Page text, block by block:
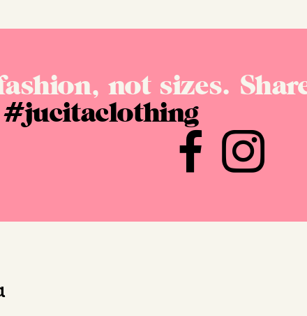
not sizes.
#jucitaclothing